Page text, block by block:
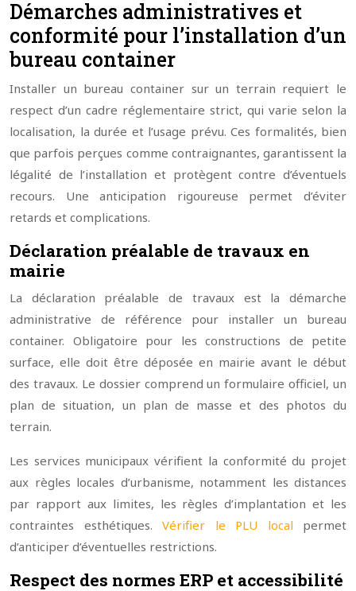
Démarches administratives et
conformité pour l’installation d’un
bureau container
Installer un bureau container sur un terrain requiert le
respect d’un cadre réglementaire strict, qui varie selon la
localisation, la durée et l’usage prévu. Ces formalités, bien
que parfois perçues comme contraignantes, garantissent la
légalité de l’installation et protègent contre d’éventuels
recours. Une anticipation rigoureuse permet d’éviter
retards et complications.
Déclaration préalable de travaux en
mairie
La déclaration préalable de travaux est la démarche
administrative de référence pour installer un bureau
container. Obligatoire pour les constructions de petite
surface, elle doit être déposée en mairie avant le début
des travaux. Le dossier comprend un formulaire officiel, un
plan de situation, un plan de masse et des photos du
terrain.
Les services municipaux vérifient la conformité du projet
aux règles locales d’urbanisme, notamment les distances
par rapport aux limites, les règles d’implantation et les
contraintes esthétiques. Vérifier le PLU localpermet
d’anticiper d’éventuelles restrictions.
Respect des normes ERP et accessibilité